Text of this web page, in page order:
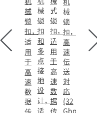
械
锁
扣，
适
用
于
高
速
数
据
传
械
锁
扣
和
多
点
接
地
设
计，
适
式
锁
扣，
适
用
于
高
速
数
据
传
械
锁
扣，
高
速
伝
送
対
応
(32
Gbps/lane),